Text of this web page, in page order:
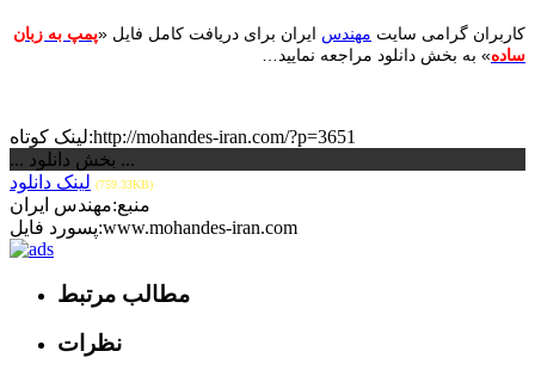
کاربران گرامی سایت مهندس ایران برای دریافت کامل فایل «پمپ به زبان
ساده» به بخش دانلود مراجعه نمایید…
لینک کوتاه:http://mohandes-iran.com/?p=3651
... بخش دانلود ...
لینک دانلود
(759.33KB)
منبع:مهندس ایران
پسورد فایل:www.mohandes-iran.com
مطالب مرتبط
نظرات